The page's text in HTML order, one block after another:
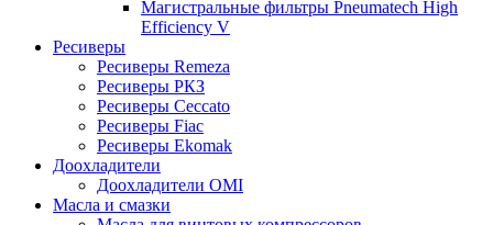
Магистральные фильтры Pneumatech High
Efficiency V
Ресиверы
Ресиверы Remeza
Ресиверы РКЗ
Ресиверы Ceccato
Ресиверы Fiac
Ресиверы Ekomak
Доохладители
Доохладители OMI
Масла и смазки